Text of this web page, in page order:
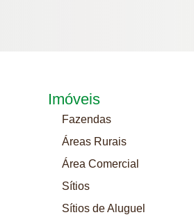
Imóveis
Fazendas
Áreas Rurais
Área Comercial
Sítios
Sítios de Aluguel